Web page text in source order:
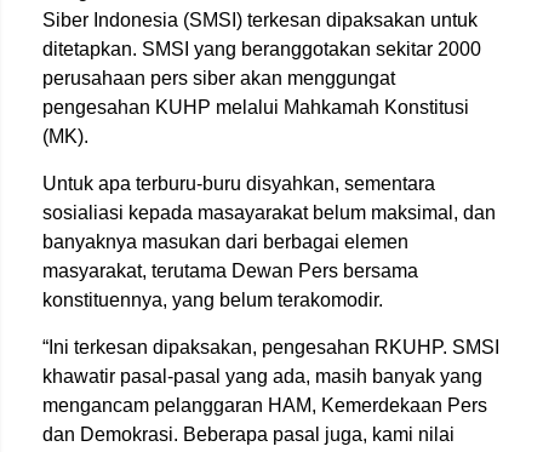
Siber Indonesia (SMSI) terkesan dipaksakan untuk
ditetapkan. SMSI yang beranggotakan sekitar 2000
perusahaan pers siber akan menggungat
pengesahan KUHP melalui Mahkamah Konstitusi
(MK).
Untuk apa terburu-buru disyahkan, sementara
sosialiasi kepada masayarakat belum maksimal, dan
banyaknya masukan dari berbagai elemen
masyarakat, terutama Dewan Pers bersama
konstituennya, yang belum terakomodir.
“Ini terkesan dipaksakan, pengesahan RKUHP. SMSI
khawatir pasal-pasal yang ada, masih banyak yang
mengancam pelanggaran HAM, Kemerdekaan Pers
dan Demokrasi. Beberapa pasal juga, kami nilai